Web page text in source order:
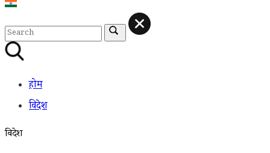
होम
विदेश
विदेश